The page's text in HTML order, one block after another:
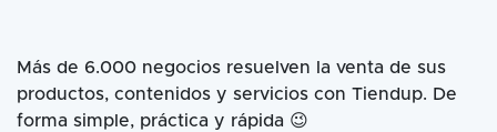
Más de 6.000 negocios resuelven la venta de sus
productos, contenidos y servicios con Tiendup. De
forma simple, práctica y rápida 😉